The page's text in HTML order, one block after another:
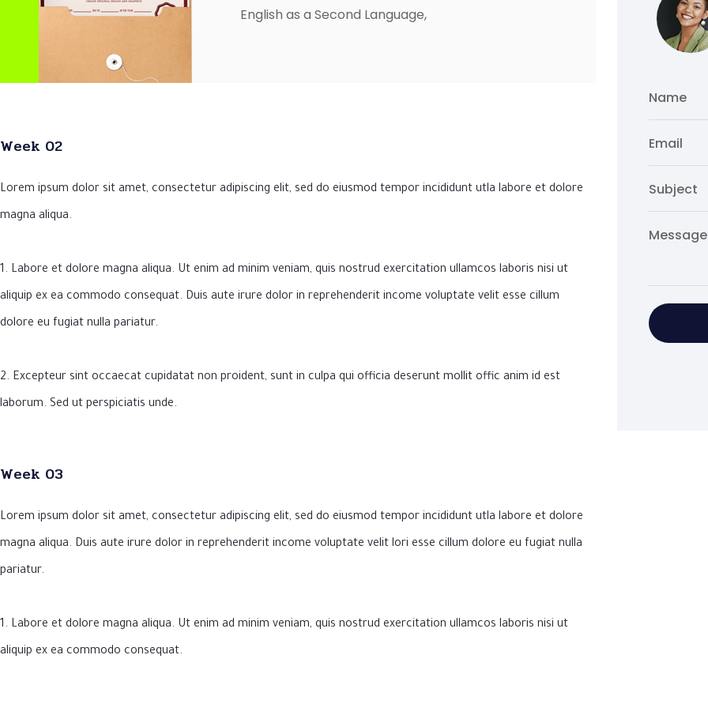
English as a Second Language,
Week 02
Lorem ipsum dolor sit amet, consectetur adipiscing elit, sed do eiusmod tempor incididunt utla labore et dolore
magna aliqua.
1. Labore et dolore magna aliqua. Ut enim ad minim veniam, quis nostrud exercitation ullamcos laboris nisi ut
aliquip ex ea commodo consequat. Duis aute irure dolor in reprehenderit income voluptate velit esse cillum
dolore eu fugiat nulla pariatur.
2. Excepteur sint occaecat cupidatat non proident, sunt in culpa qui officia deserunt mollit offic anim id est
laborum. Sed ut perspiciatis unde.
Week 03
Lorem ipsum dolor sit amet, consectetur adipiscing elit, sed do eiusmod tempor incididunt utla labore et dolore
magna aliqua. Duis aute irure dolor in reprehenderit income voluptate velit lori esse cillum dolore eu fugiat nulla
pariatur.
1. Labore et dolore magna aliqua. Ut enim ad minim veniam, quis nostrud exercitation ullamcos laboris nisi ut
aliquip ex ea commodo consequat.